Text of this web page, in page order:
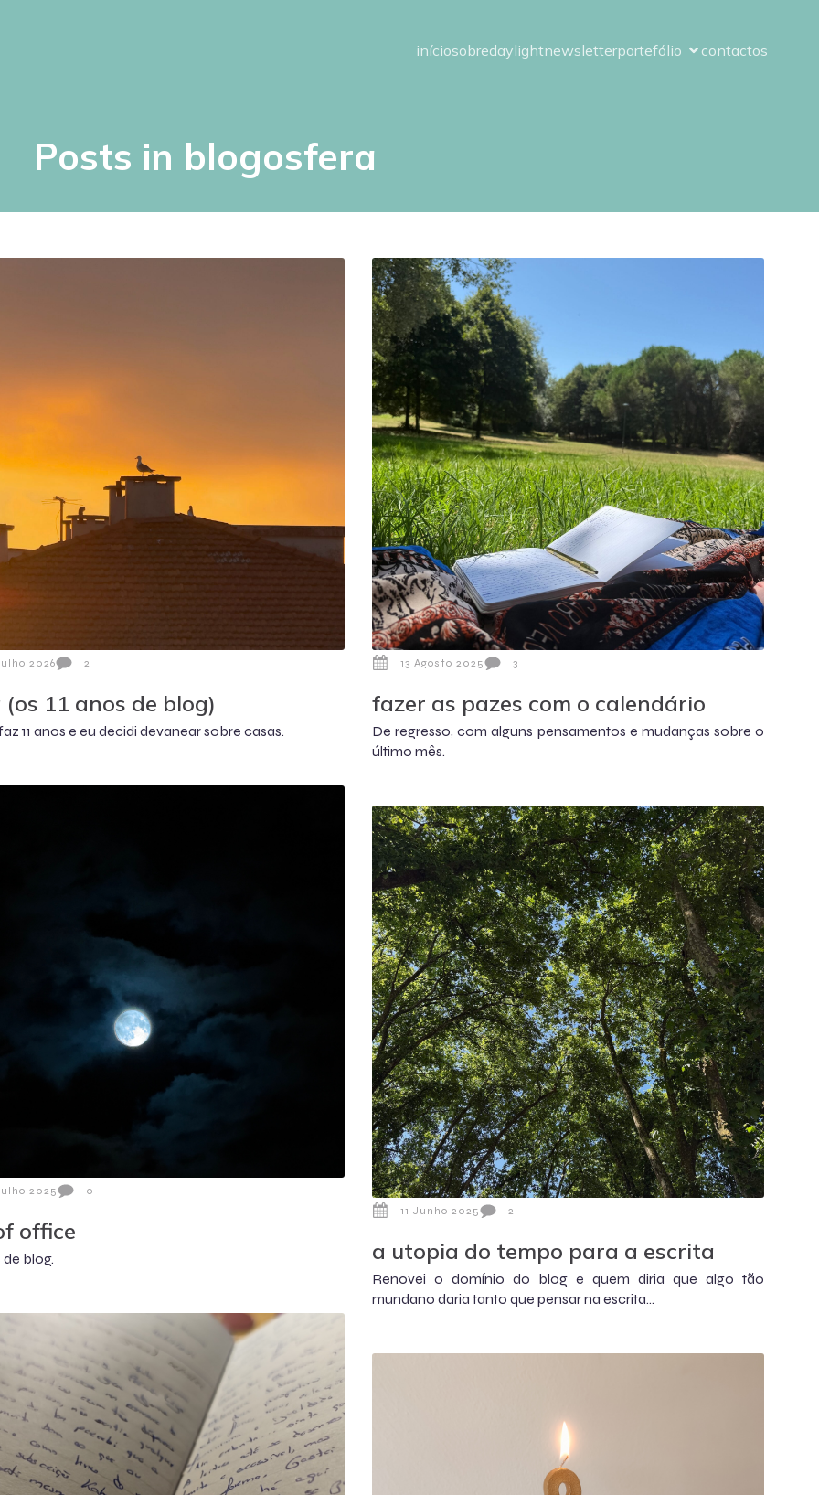
iníciosobredaylightnewsletterportefólio contactos
Posts in blogosfera
2026 2
(os 11 anos de blog)
11 anos e eu decidi devanear sobre casas.
13 Agosto 2025 3
fazer as pazes com o calendário
De regresso, com alguns pensamentos e mudanças sobre o
último mês.
2025 0
office
de blog.
11 Junho 2025 2
a utopia do tempo para a escrita
Renovei o domínio do blog e quem diria que algo tão
mundano daria tanto que pensar na escrita...